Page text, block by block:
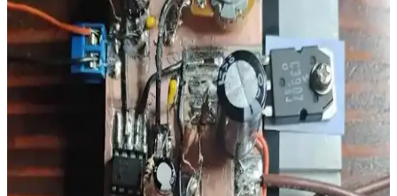
Rod Elliott'in P3A ve P33 devreleri temel alınarak yapılan güç
amplifikatörü projesinde PCB tasarımı, bileşen seçimi, topraklama
ve performans detayları ele alınmaktadır.
Divisat 20 Db Line Amplifier ile Sinyal Gücünü
Artıran Çözüm ve Kullanım İpuçları
Divisat 20 Db Line Amplifier, uzun kablo hatlarında sinyal kaybını
azaltır ve yayın kalitesini yükseltir, yüksek frekanslarda stabil
performans sağlar, kolay entegre edilir ve kullanıcı deneyimini
iyileştirir.